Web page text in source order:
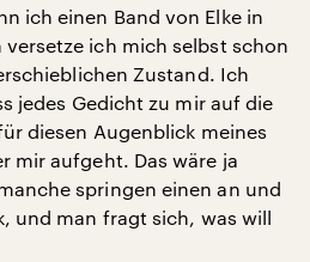
ich einen Band von Elke in
ich mich selbst schon
Zustand. Ich
jedes Gedicht zu mir auf die
diesen Augenblick meines
mir aufgeht. Das wäre ja
springen einen an und
und man fragt sich, was will